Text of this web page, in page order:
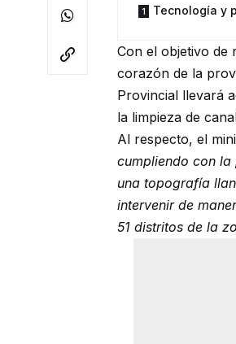
Tecnología y
Con el objetivo de
corazón de la
Provincial llevará
la limpieza de
Al respecto, el
cumpliendo con la
una topografía
intervenir de
51 distritos de la